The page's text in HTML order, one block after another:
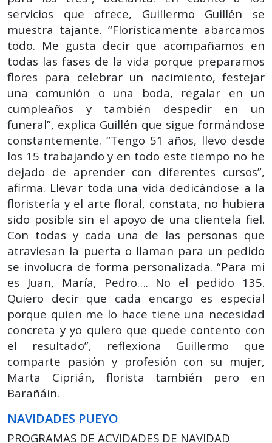
servicios que ofrece, Guillermo Guillén se
muestra tajante. “Florísticamente abarcamos
todo. Me gusta decir que acompañamos en
todas las fases de la vida porque preparamos
flores para celebrar un nacimiento, festejar
una comunión o una boda, regalar en un
cumpleaños y también despedir en un
funeral”, explica Guillén que sigue formándose
constantemente. “Tengo 51 años, llevo desde
los 15 trabajando y en todo este tiempo no he
dejado de aprender con diferentes cursos”,
afirma. Llevar toda una vida dedicándose a la
floristería y el arte floral, constata, no hubiera
sido posible sin el apoyo de una clientela fiel.
Con todas y cada una de las personas que
atraviesan la puerta o llaman para un pedido
se involucra de forma personalizada. “Para mi
es Juan, María, Pedro…. No el pedido 135.
Quiero decir que cada encargo es especial
porque quien me lo hace tiene una necesidad
concreta y yo quiero que quede contento con
el resultado”, reflexiona Guillermo que
comparte pasión y profesión con su mujer,
Marta Ciprián, florista también pero en
Barañáin.
NAVIDADES PUEYO
PROGRAMAS DE ACVIDADES DE NAVIDAD